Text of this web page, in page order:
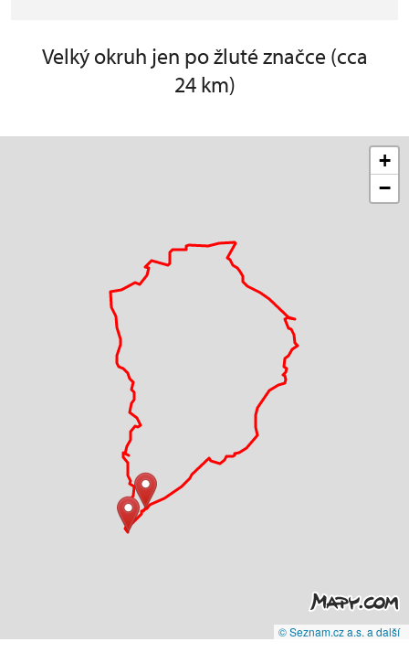
Velký okruh jen po žluté značce (cca
24 km)
+
−
© Seznam.cz a.s. a další